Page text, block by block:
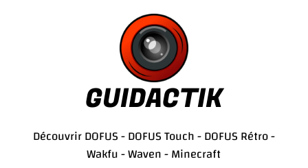
GUIDACTIK
DécouvrirDOFUS-DOFUS Touch-DOFUS Rétro-
Wakfu-Waven-Minecraft